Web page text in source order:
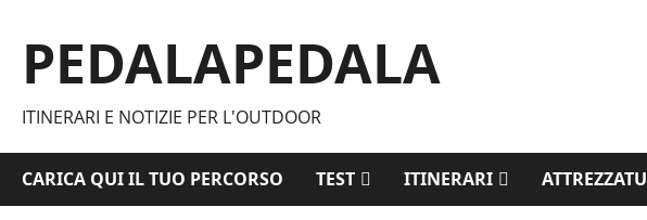
PEDALAPEDALA
ITINERARI E NOTIZIE PER L'OUTDOOR
CARICA QUI IL TUO PERCORSO TEST ITINERARI